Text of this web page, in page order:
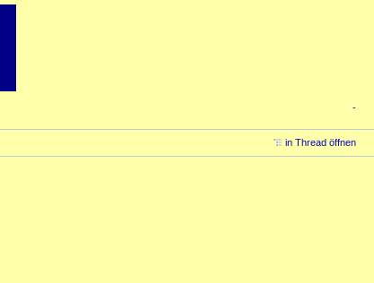
-
in Thread öffnen